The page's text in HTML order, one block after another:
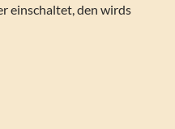
einschaltet, den wirds